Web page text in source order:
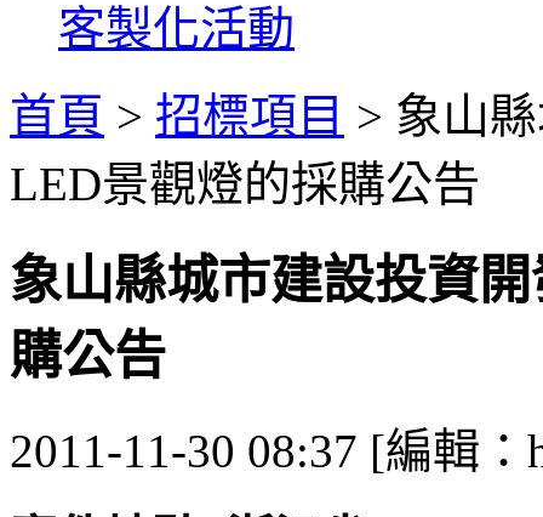
客製化活動
首頁 > 招標項目 > 象山
LED景觀燈的採購公告
象山縣城市建設投資
購公告
2011-11-30 08:37 [編輯：